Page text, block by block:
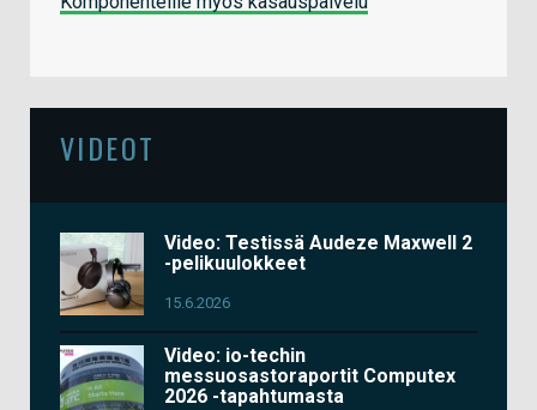
VIDEOT
Video: Testissä Audeze Maxwell 2
-pelikuulokkeet
15.6.2026
Video: io-techin
messuosastoraportit Computex
2026 -tapahtumasta